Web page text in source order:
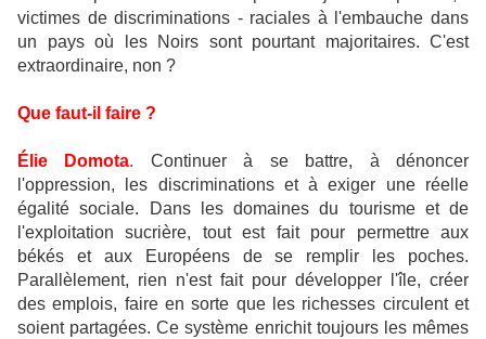
victimes de discriminations - raciales à l'embauche dans
un pays où les Noirs sont pourtant majoritaires. C'est
extraordinaire, non ?
Que faut-il faire ?
Élie Domota. Continuer à se battre, à dénoncer
l'oppression, les discriminations et à exiger une réelle
égalité sociale. Dans les domaines du tourisme et de
l'exploitation sucrière, tout est fait pour permettre aux
békés et aux Européens de se remplir les poches.
Parallèlement, rien n'est fait pour développer l'île, créer
des emplois, faire en sorte que les richesses circulent et
soient partagées. Ce système enrichit toujours les mêmes